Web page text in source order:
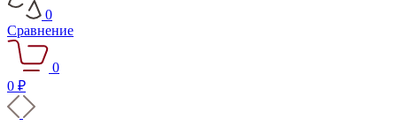
0
Сравнение
0
0 ₽